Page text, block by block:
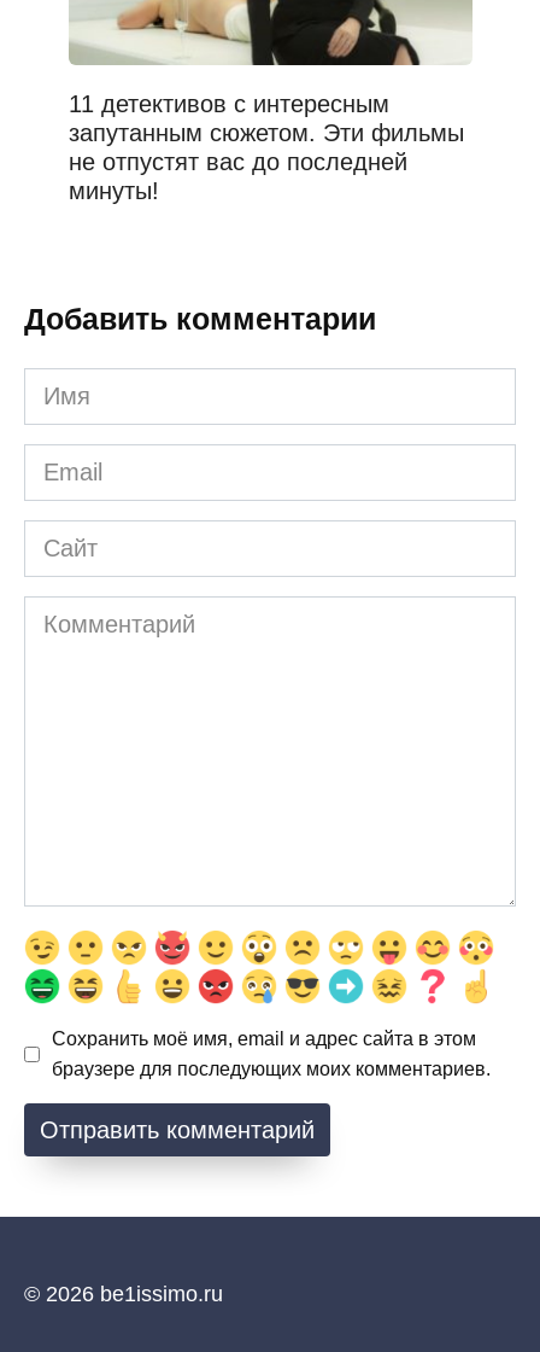
11 детективов с интересным
запутанным сюжетом. Эти фильмы
не отпустят вас до последней
минуты!
Добавить комментарии
Имя
*
Email
*
Сайт
Комментарий
Сохранить моё имя, email и адрес сайта в этом
браузере для последующих моих комментариев.
© 2026 be1issimo.ru